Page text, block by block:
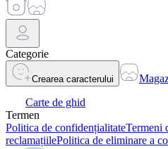
Categorie
Crearea caracterului
Carte de ghid
Termen
Politica de confidențialitateTermeni
reclamațiilePolitica de eliminare a